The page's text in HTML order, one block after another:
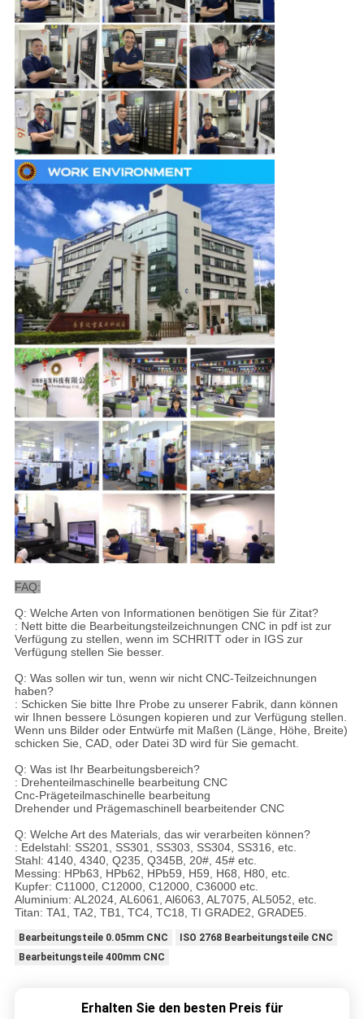
FAQ:
Q: Welche Arten von Informationen benötigen Sie für Zitat?
: Nett bitte die Bearbeitungsteilzeichnungen CNC in pdf ist zur
Verfügung zu stellen, wenn im SCHRITT oder in IGS zur
Verfügung stellen Sie besser.
Q: Was sollen wir tun, wenn wir nicht CNC-Teilzeichnungen
haben?
: Schicken Sie bitte Ihre Probe zu unserer Fabrik, dann können
wir Ihnen bessere Lösungen kopieren und zur Verfügung stellen.
Wenn uns Bilder oder Entwürfe mit Maßen (Länge, Höhe, Breite)
schicken Sie, CAD, oder Datei 3D wird für Sie gemacht.
Q: Was ist Ihr Bearbeitungsbereich?
: Drehenteilmaschinelle bearbeitung CNC
Cnc-Prägeteilmaschinelle bearbeitung
Drehender und Prägemaschinell bearbeitender CNC
Q: Welche Art des Materials, das wir verarbeiten können?
: Edelstahl: SS201, SS301, SS303, SS304, SS316, etc.
Stahl: 4140, 4340, Q235, Q345B, 20#, 45# etc.
Messing: HPb63, HPb62, HPb59, H59, H68, H80, etc.
Kupfer: C11000, C12000, C12000, C36000 etc.
Aluminium: AL2024, AL6061, Al6063, AL7075, AL5052, etc.
Titan: TA1, TA2, TB1, TC4, TC18, TI GRADE2, GRADE5.
Bearbeitungsteile 0.05mm CNC
ISO 2768 Bearbeitungsteile CNC
Bearbeitungsteile 400mm CNC
Erhalten Sie den besten Preis für